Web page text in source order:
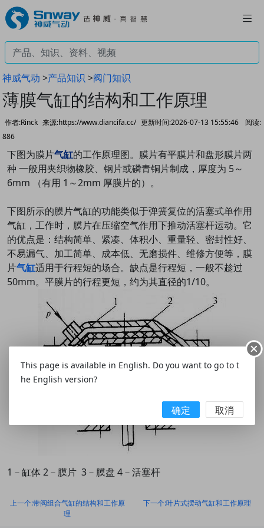
神威气动 >产品知识 >阀门知识
薄膜气缸的结构和工作原理
作者:Rinck 来源:https://www.diancifa.cc/ 更新时间:2026-07-13 15:55:46
阅读:
886
下图为膜片气缸的工作原理图。膜片有平膜片和盘形膜片两
种 一般用夹织物橡胶、钢片或磷青铜片制成，厚度为 5～
6mm （有用 1～2mm 厚膜片的）。
下图所示的膜片气缸的功能类似于弹簧复位的活塞式单作用
气缸，工作时，膜片在压缩空气作用下推动活塞杆运动。它
的优点是：结构简单、紧凑、体积小、重量轻、密封性好、
不易漏气、加工简单、成本低、无磨损件、维修方便等， 膜
片气缸适用于行程短的场合。缺点是行程短，一般不趁过
50mm。平膜片的行程更短，约为其直径的1/10。
1－缸体 2－膜片 3－膜盘 4－活塞杆
上一个:带阀组合气缸的结构和工作原
理
下一个:叶片式摆动气缸和工作原理
This page is available in English. Do you want to go to t
he English version?
确定 取消